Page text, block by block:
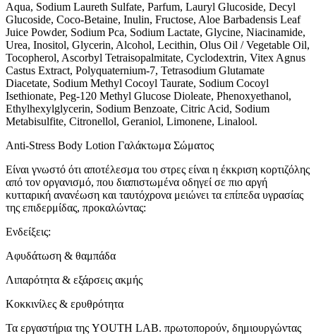
Aqua, Sodium Laureth Sulfate, Parfum, Lauryl Glucoside, Decyl
Glucoside, Coco-Betaine, Inulin, Fructose, Aloe Barbadensis Leaf
Juice Powder, Sodium Pca, Sodium Lactate, Glycine, Niacinamide,
Urea, Inositol, Glycerin, Alcohol, Lecithin, Olus Oil / Vegetable Oil,
Tocopherol, Ascorbyl Tetraisopalmitate, Cyclodextrin, Vitex Agnus
Castus Extract, Polyquaternium-7, Tetrasodium Glutamate
Diacetate, Sodium Methyl Cocoyl Taurate, Sodium Cocoyl
Isethionate, Peg-120 Methyl Glucose Dioleate, Phenoxyethanol,
Ethylhexylglycerin, Sodium Benzoate, Citric Acid, Sodium
Metabisulfite, Citronellol, Geraniol, Limonene, Linalool.
Anti-Stress Body Lotion Γαλάκτωμα Σώματος
Είναι γνωστό ότι αποτέλεσμα του στρες είναι η έκκριση κορτιζόλης
από τον οργανισμό, που διαπιστωμένα οδηγεί σε πιο αργή
κυτταρική ανανέωση και ταυτόχρονα μειώνει τα επίπεδα υγρασίας
της επιδερμίδας, προκαλώντας:
Ενδείξεις:
Αφυδάτωση & θαμπάδα
Λιπαρότητα & εξάρσεις ακμής
Κοκκινίλες & ερυθρότητα
Τα εργαστήρια της YOUTH LAB. πρωτοπορούν, δημιουργώντας